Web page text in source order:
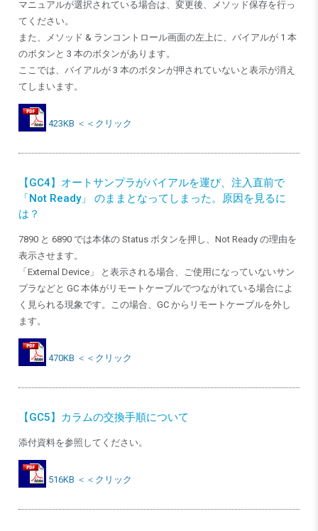
マニュアルが選択されている場合は、変更後、メソッド保存を行っ
てください。
また、メソッド & ランコントロール画面の左上に、バイアルが 1 本
のボタンと 3 本のボタンがあります。
ここでは、バイアルが 3 本のボタンが押されていないと表示が消え
てしまいます。
423KB ＜＜クリック
【GC4】オートサンプラがバイアルを運び、注入直前で
「Not Ready」 のままとなってしまった。原因を見るに
は？
7890 と 6890 では本体の Status ボタンを押し、Not Ready の理由を
表示させます。
「External Device」 と表示される場合、ご使用になっていないサン
プラなどと GC 本体がリモートケーブルでつながれている場合によ
く見られる現象です。この場合、GC からリモートケーブルを外し
ます。
470KB ＜＜クリック
【GC5】カラムの交換手順について
添付資料を参照してください。
516KB ＜＜クリック